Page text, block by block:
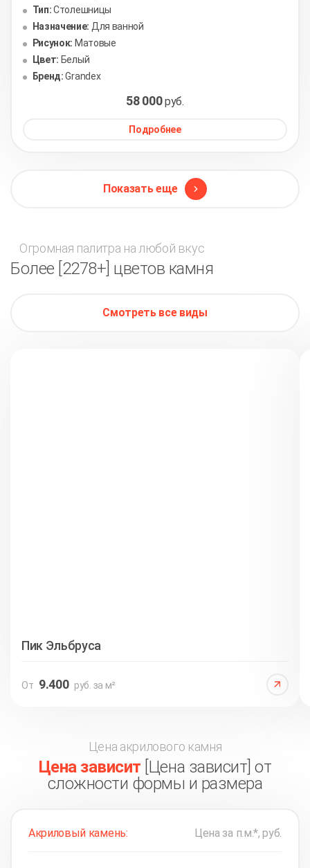
Тип:Столешницы
Назначение: Для ванной
Рисунок: Матовые
Цвет: Белый
Бренд: Grandex
58 000руб.
Подробнее
Показать еще
Огромная палитра на любой вкус
Более [2278+] цветов камня
Смотреть все виды
Пик Эльбруса
От 9.400 руб. за м²
Цена акрилового камня
Цена зависит [Цена зависит] от
сложности формы и размера
Акриловый камень: Цена за п.м.*, руб.